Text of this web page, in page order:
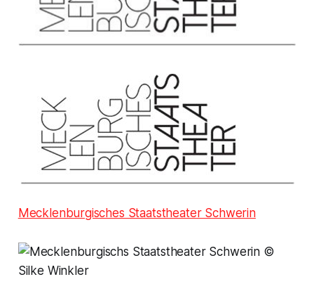
Mecklenburgisches Staatstheater Schwerin